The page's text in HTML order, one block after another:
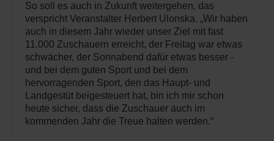
So soll es auch in Zukunft weitergehen, das
verspricht Veranstalter Herbert Ulonska. „Wir haben
auch in diesem Jahr wieder unser Ziel mit fast
11.000 Zuschauern erreicht, der Freitag war etwas
schwächer, der Sonnabend dafür etwas besser -
und bei dem guten Sport und bei dem
hervorragenden Sport, den das Haupt- und
Landgestüt beigesteuert hat, bin ich mir schon
heute sicher, dass die Zuschauer auch im
kommenden Jahr die Treue halten werden.“